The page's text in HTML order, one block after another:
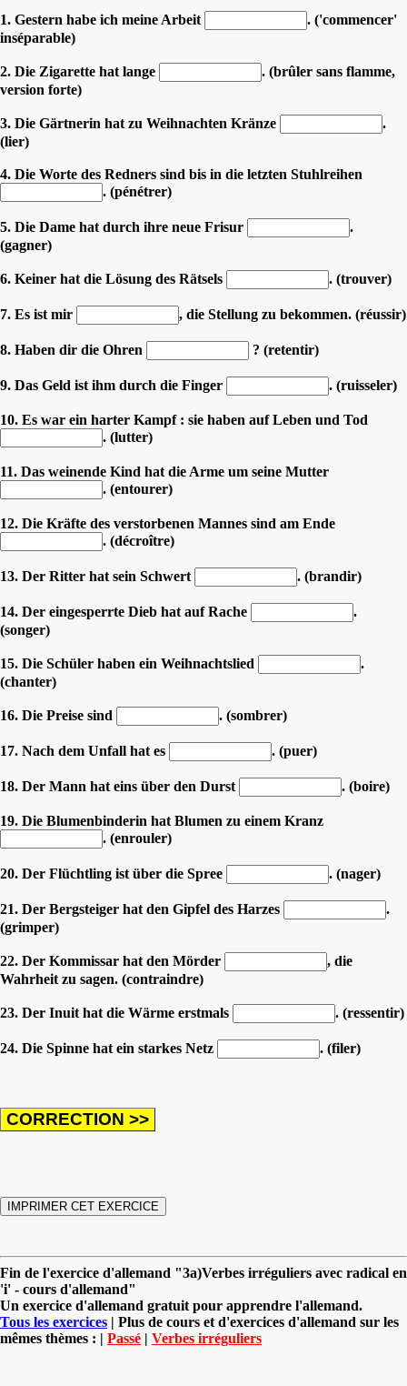
1. Gestern habe ich meine Arbeit
. ('commencer'
inséparable)
2. Die Zigarette hat lange
. (brûler sans flamme,
version forte)
3. Die Gärtnerin hat zu Weihnachten Kränze
.
(lier)
4. Die Worte des Redners sind bis in die letzten Stuhlreihen
. (pénétrer)
5. Die Dame hat durch ihre neue Frisur
.
(gagner)
6. Keiner hat die Lösung des Rätsels . (trouver)
7. Es ist mir , die Stellung zu bekommen. (réussir)
8. Haben dir die Ohren ? (retentir)
9. Das Geld ist ihm durch die Finger . (ruisseler)
10. Es war ein harter Kampf : sie haben auf Leben und Tod
. (lutter)
11. Das weinende Kind hat die Arme um seine Mutter
. (entourer)
12. Die Kräfte des verstorbenen Mannes sind am Ende
. (décroître)
13. Der Ritter hat sein Schwert . (brandir)
14. Der eingesperrte Dieb hat auf Rache
.
(songer)
15. Die Schüler haben ein Weihnachtslied
.
(chanter)
16. Die Preise sind . (sombrer)
17. Nach dem Unfall hat es . (puer)
18. Der Mann hat eins über den Durst . (boire)
19. Die Blumenbinderin hat Blumen zu einem Kranz
. (enrouler)
20. Der Flüchtling ist über die Spree . (nager)
21. Der Bergsteiger hat den Gipfel des Harzes
.
(grimper)
22. Der Kommissar hat den Mörder
, die
Wahrheit zu sagen. (contraindre)
23. Der Inuit hat die Wärme erstmals . (ressentir)
24. Die Spinne hat ein starkes Netz . (filer)
Fin de l'exercice d'allemand "3a)Verbes irréguliers avec radical en
'i' - cours d'allemand"
Un exercice d'allemand gratuit pour apprendre l'allemand.
Tous les exercices | Plus de cours et d'exercices d'allemand sur les
mêmes thèmes : | Passé | Verbes irréguliers